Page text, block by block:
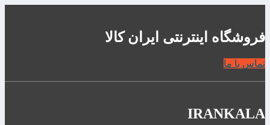
فروشگاه اینترنتی ایران کالا
تماس با ما
IRANKALA